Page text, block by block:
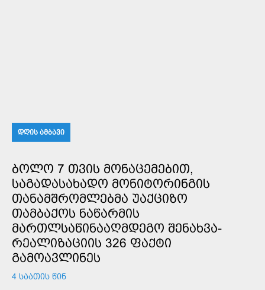
ᲓᲦᲘᲡ ᲐᲛᲑᲐᲕᲘ
ᲑᲝᲚᲝ 7 ᲗᲕᲘᲡ ᲛᲝᲜᲐᲪᲔᲛᲔᲑᲘᲗ,
ᲡᲐᲒᲐᲓᲐᲡᲐᲮᲐᲓᲝ ᲛᲝᲜᲘᲢᲝᲠᲘᲜᲒᲘᲡ
ᲗᲐᲜᲐᲛᲨᲠᲝᲛᲚᲔᲑᲛᲐ ᲣᲐᲥᲪᲘᲖᲝ
ᲗᲐᲛᲑᲐᲥᲝᲡ ᲜᲐᲬᲐᲠᲛᲘᲡ
ᲛᲐᲠᲗᲚᲡᲐᲬᲘᲜᲐᲐᲦᲛᲓᲔᲒᲝ ᲨᲔᲜᲐᲮᲕᲐ-
ᲠᲔᲐᲚᲘᲖᲐᲪᲘᲘᲡ 326 ᲤᲐᲥᲢᲘ
ᲒᲐᲛᲝᲐᲕᲚᲘᲜᲔᲡ
4 ᲡᲐᲐᲗᲘᲡ ᲬᲘᲜ